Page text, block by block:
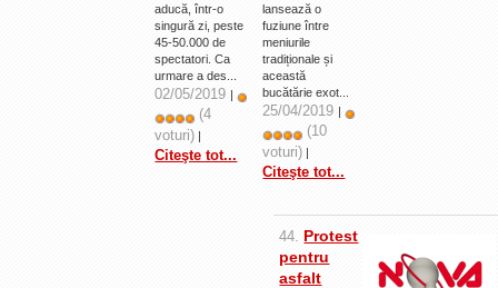
aducă, într-o
singură zi, peste
45-50.000 de
spectatori. Ca
urmare a des...
02/05/2019 |
voturi) |
Citeşte tot...
lansează o
fuziune între
meniurile
tradiționale și
această
bucătărie exot...
25/04/2019 |
voturi) |
Citeşte tot...
44.Protest
pentru
asfalt